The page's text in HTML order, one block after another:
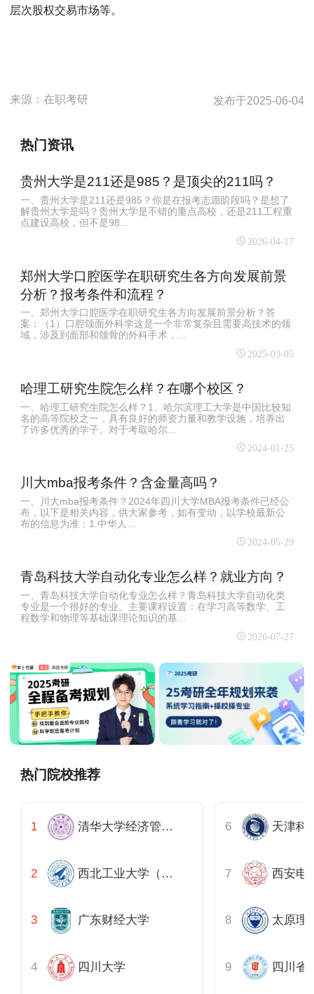
层次股权交易市场等。‌‌
来源：在职考研 发布于2025-06-04
热门资讯
贵州大学是211还是985？是顶尖的211吗？
一、贵州大学是211还是985？你是在报考志愿阶段吗？是想了
解贵州大学是吗？贵州大学是不错的重点高校，还是211工程重
点建设高校，但不是98...
2026-04-17
郑州大学口腔医学在职研究生各方向发展前景
分析？报考条件和流程？
一、郑州大学口腔医学在职研究生各方向发展前景分析？答
案：（1）口腔颌面外科学这是一个非常复杂且需要高技术的领
域，涉及到面部和颌骨的外科手术，...
2025-03-05
哈理工研究生院怎么样？在哪个校区？
一、哈理工研究生院怎么样？1、哈尔滨理工大学是中国比较知
名的高等院校之一，具有良好的师资力量和教学设施，培养出
了许多优秀的学子。对于考取哈尔...
2024-01-25
川大mba报考条件？含金量高吗？
一、川大mba报考条件？2024年四川大学MBA报考条件已经公
布，以下是相关内容，供大家参考，如有变动，以学校最新公
布的信息为准：1.中华人...
2024-05-29
青岛科技大学自动化专业怎么样？就业方向？
一、青岛科技大学自动化专业怎么样？青岛科技大学自动化类
专业是一个很好的专业。主要课程设置：在学习高等数学、工
程数学和物理等基础课理论知识的基...
2026-07-27
热门院校推荐
清华大学经济管理学院深圳
西北工业大学（青岛）
广东财经大学
四川大学
天津科
西安电
太原理
四川省